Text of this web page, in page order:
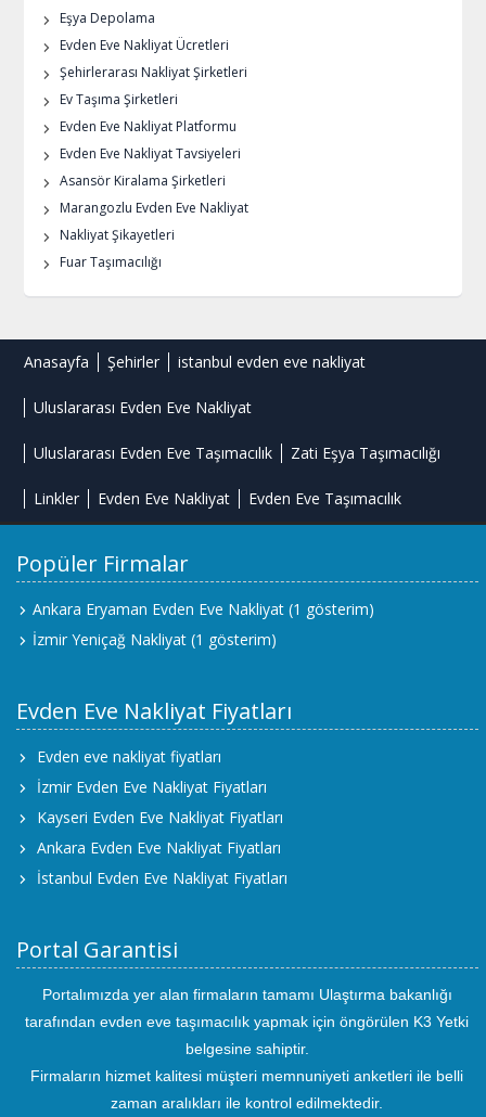
Eşya Depolama
Evden Eve Nakliyat Ücretleri
Şehirlerarası Nakliyat Şirketleri
Ev Taşıma Şirketleri
Evden Eve Nakliyat Platformu
Evden Eve Nakliyat Tavsiyeleri
Asansör Kiralama Şirketleri
Marangozlu Evden Eve Nakliyat
Nakliyat Şikayetleri
Fuar Taşımacılığı
Anasayfa Şehirler istanbul evden eve nakliyat
Uluslararası Evden Eve Nakliyat
Uluslararası Evden Eve Taşımacılık Zati Eşya Taşımacılığı
Linkler Evden Eve Nakliyat Evden Eve Taşımacılık
Popüler Firmalar
Ankara Eryaman Evden Eve Nakliyat (1 gösterim)
İzmir Yeniçağ Nakliyat (1 gösterim)
Evden Eve Nakliyat Fiyatları
Evden eve nakliyat fiyatları
İzmir Evden Eve Nakliyat Fiyatları
Kayseri Evden Eve Nakliyat Fiyatları
Ankara Evden Eve Nakliyat Fiyatları
İstanbul Evden Eve Nakliyat Fiyatları
Portal Garantisi
Portalımızda yer alan firmaların tamamı Ulaştırma bakanlığı
tarafından evden eve taşımacılık yapmak için öngörülen K3 Yetki
belgesine sahiptir.
Firmaların hizmet kalitesi müşteri memnuniyeti anketleri ile belli
zaman aralıkları ile kontrol edilmektedir.